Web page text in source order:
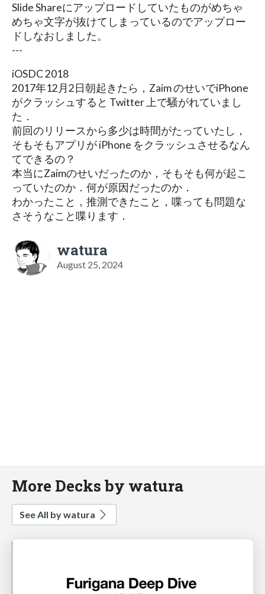
Slide Shareにアップロードしていたものがめちゃ
めちゃ文字が抜けてしまっているのでアップロー
ドしなおしました。
---
iOSDC 2018
2017年12月2日朝起きたら，Zaim のせいでiPhone
がクラッシュすると Twitter 上で騒がれていまし
た．
前回のリリースから多少は時間がたっていたし，
そもそもアプリが iPhone をクラッシュさせるなん
てできるの？
本当にZaimのせいだったのか，そもそも何が起こ
っていたのか．何が原因だったのか．
わかったこと，推測できたこと，喋っても問題な
さそうなこと喋ります．
watura
August 25, 2024
More Decks by watura
See All by watura